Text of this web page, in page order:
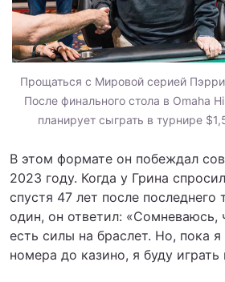
Прощаться с Мировой серией
После финального стола в Omaha
планирует сыграть в турнире
В этом формате он побеждал
2023 году. Когда у Грина
спустя 47 лет после последнего
один, он ответил: «Сомневаюсь,
есть силы на браслет. Но, пока
номера до казино, я буду играть